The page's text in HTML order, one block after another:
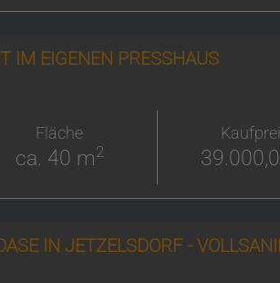
IM EIGENEN PRESSHAUS
Fläche
ca. 40 m2
IN JETZELSDORF -